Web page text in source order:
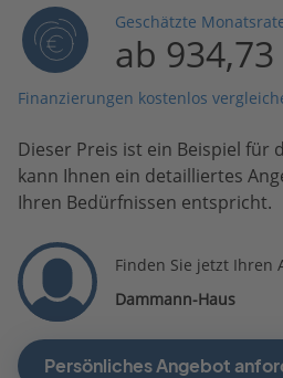
Geschätzte
ab 934,73
Finanzierungen kostenlos
Dieser Preis ist ein Beispiel für
kann Ihnen ein detailliertes
Ihren Bedürfnissen entspricht.
Finden Sie jetzt Ihren
Dammann-Haus
Persönliches Angebot